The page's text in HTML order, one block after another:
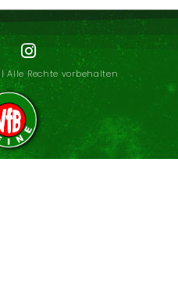
| Alle Rechte vorbehalten